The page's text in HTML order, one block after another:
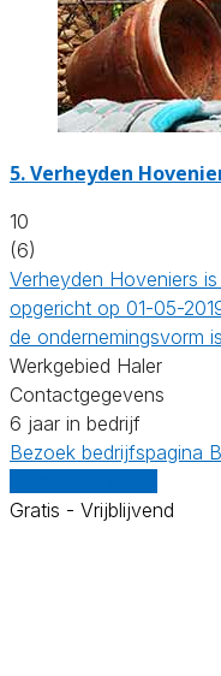
5.Verheyden
10
(6)
Verheyden Hoveniers
opgericht op 01-05-
de ondernemingsvorm
Werkgebied Haler
Contactgegevens
6 jaar in bedrijf
Bezoek bedrijfspagina
Gratis - Vrijblijvend